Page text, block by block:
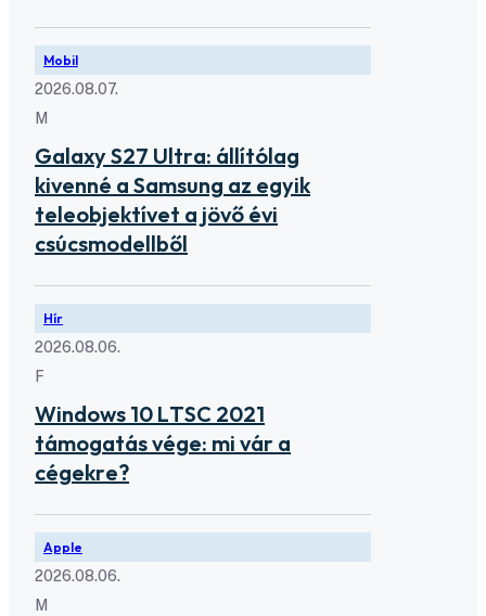
Mobil
2026.08.07.
M
Galaxy S27 Ultra: állítólag
kivenné a Samsung az egyik
teleobjektívet a jövő évi
csúcsmodellből
Hír
2026.08.06.
F
Windows 10 LTSC 2021
támogatás vége: mi vár a
cégekre?
Apple
2026.08.06.
M